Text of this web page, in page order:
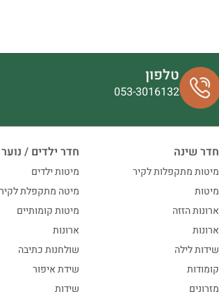
טלפון
053-3016132
חדר שינה
מיטות מתקפלות לקיר
מיטות
ארונות הזזה
ארונות
שידות לילה
קומודות
מזרונים
חדר ילדים / נוער
מיטות ילדים
מיטה מתקפלת לקיר
מיטות קומותיים
ארונות
שולחנות כתיבה
שידת איפור
שידות